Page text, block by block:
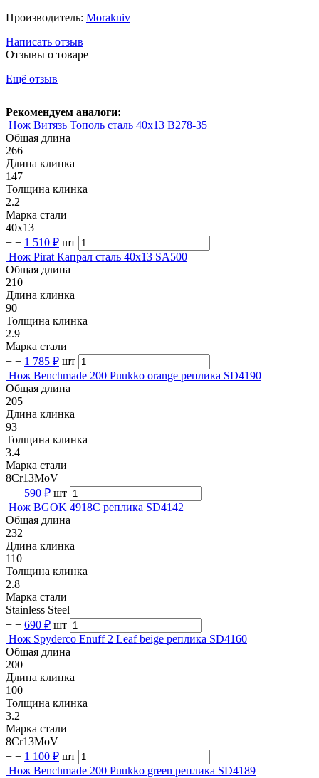
Производитель: Morakniv
Написать отзыв
Отзывы о товаре
Ещё отзыв
Рекомендуем аналоги:
Нож Витязь Тополь сталь 40х13 B278-35
Общая длина
266
Длина клинка
147
Толщина клинка
2.2
Марка стали
40х13
+ − 1 510 ₽ шт
Нож Pirat Капрал сталь 40х13 SA500
Общая длина
210
Длина клинка
90
Толщина клинка
2.9
Марка стали
+ − 1 785 ₽ шт
Нож Benchmade 200 Puukko orange реплика SD4190
Общая длина
205
Длина клинка
93
Толщина клинка
3.4
Марка стали
8Cr13MoV
+ − 590 ₽ шт
Нож BGOK 4918C реплика SD4142
Общая длина
232
Длина клинка
110
Толщина клинка
2.8
Марка стали
Stainless Steel
+ − 690 ₽ шт
Нож Spyderco Enuff 2 Leaf beige реплика SD4160
Общая длина
200
Длина клинка
100
Толщина клинка
3.2
Марка стали
8Cr13MoV
+ − 1 100 ₽ шт
Нож Benchmade 200 Puukko green реплика SD4189